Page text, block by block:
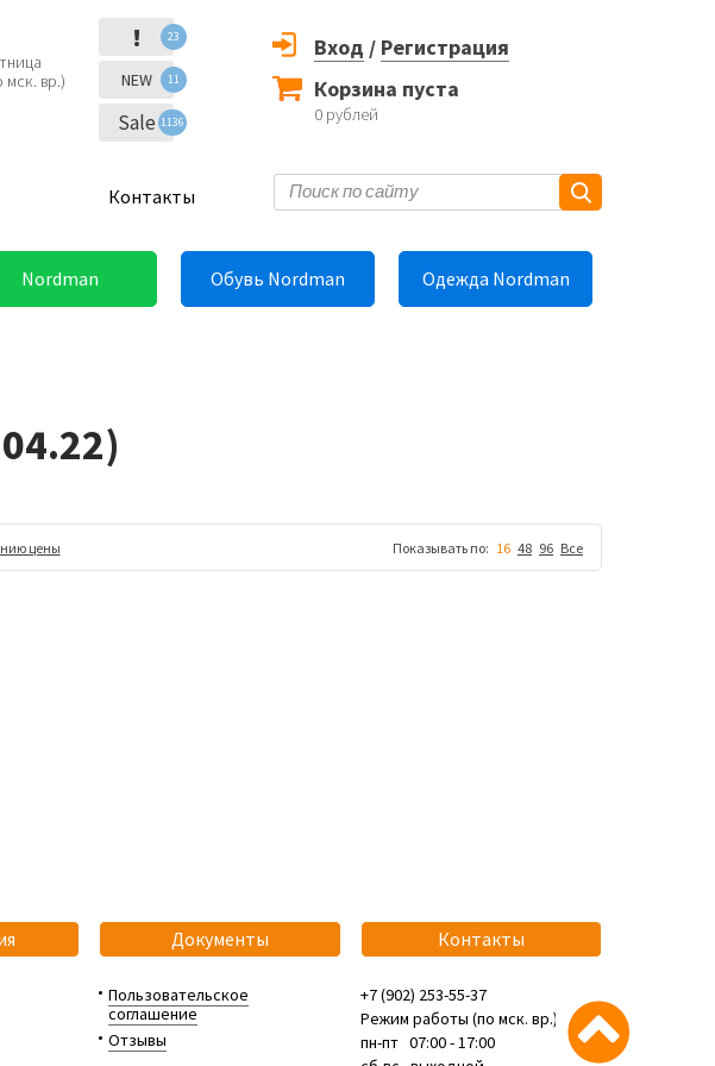
мск. вр.)
! 23
NEW 11
Sale 1136
Вход / Регистрация
Корзина пуста
0 рублей
Контакты
Nordman Обувь Nordman Одежда Nordman
цены Показывать по: 16 48 96 Все
Документы
Пользовательское
соглашение
Отзывы
Контакты
+7 (902) 253-55-37
Режим работы (по мск. вр.):
пн-пт 07:00 - 17:00